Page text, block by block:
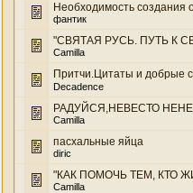
Необходимость создания
фантик
"СВЯТАЯ РУСЬ. ПУТЬ К
Camilla
Притчи.Цитаты и добрые
Decadence
РАДУЙСЯ,НЕВЕСТО
Camilla
пасхальные яйца
diric
"КАК ПОМОЧЬ ТЕМ, КТО
Camilla